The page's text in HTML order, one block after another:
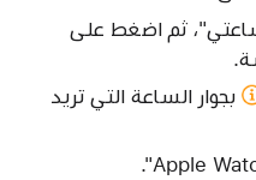
ثم اضغط على
بجوار الساعة التي تريد